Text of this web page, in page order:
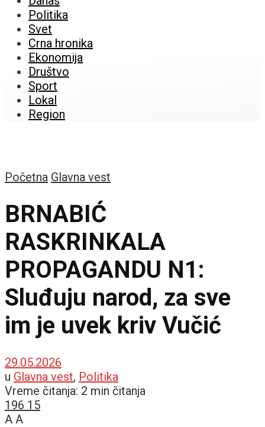
Politika
Svet
Crna hronika
Ekonomija
Društvo
Sport
Lokal
Region
Početna Glavna vest
BRNABIĆ
RASKRINKALA
PROPAGANDU N1:
Sluđuju narod, za sve
im je uvek kriv Vučić
29.05.2026
u Glavna vest, Politika
Vreme čitanja: 2 min čitanja
196 15
A A